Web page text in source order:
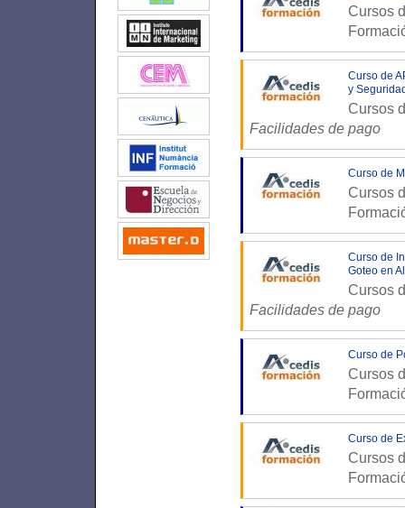
Cursos
Curso de
y
Cursos
Facilidades de pago
Curso de
Cursos
Curso de
Goteo en
Cursos
Facilidades de pago
Curso de
Cursos
Curso de
Cursos